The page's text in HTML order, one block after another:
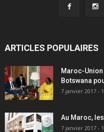
ARTICLES POPULAIRES
Maroc-
Botswana
7 janvier 2017 -
Au Maroc,
7 janvier 2017 -